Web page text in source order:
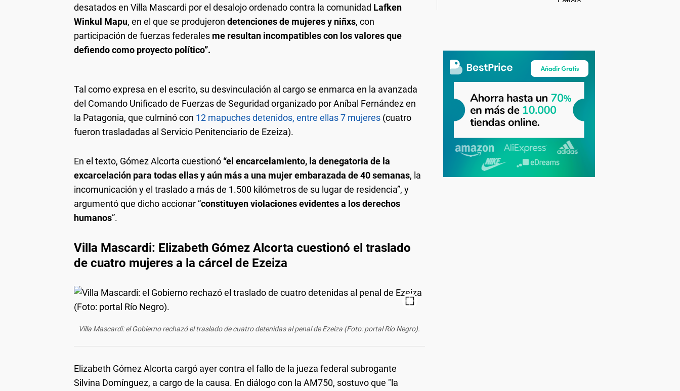
desatados en Villa Mascardi por el desalojo ordenado contra la comunidad Lafken
Winkul Mapu, en el que se produjeron detenciones de mujeres y niñxs, con
participación de fuerzas federales me resultan incompatibles con los valores que
defiendo como proyecto político”.
Tal como expresa en el escrito, su desvinculación al cargo se enmarca en la avanzada
del Comando Unificado de Fuerzas de Seguridad organizado por Aníbal Fernández en
la Patagonia, que culminó con 12 mapuches detenidos, entre ellas 7 mujeres (cuatro
fueron trasladadas al Servicio Penitenciario de Ezeiza).
En el texto, Gómez Alcorta cuestionó “el encarcelamiento, la denegatoria de la
excarcelación para todas ellas y aún más a una mujer embarazada de 40 semanas, la
incomunicación y el traslado a más de 1.500 kilómetros de su lugar de residencia”, y
argumentó que dicho accionar “constituyen violaciones evidentes a los derechos
humanos”.
Villa Mascardi: Elizabeth Gómez Alcorta cuestionó el traslado
de cuatro mujeres a la cárcel de Ezeiza
Villa Mascardi: el Gobierno rechazó el traslado de cuatro detenidas al penal de Ezeiza (Foto: portal Río Negro).
Elizabeth Gómez Alcorta cargó ayer contra el fallo de la jueza federal subrogante
Silvina Domínguez, a cargo de la causa. En diálogo con la AM750, sostuvo que "la